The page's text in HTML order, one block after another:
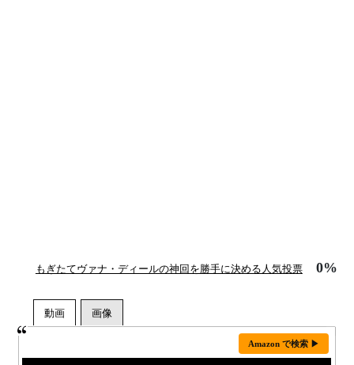
もぎたてヴァナ・ディールの神回を勝手に決める人気投票 0%
Amazon で検索 ▶